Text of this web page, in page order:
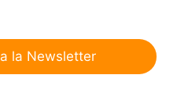
la Newsletter